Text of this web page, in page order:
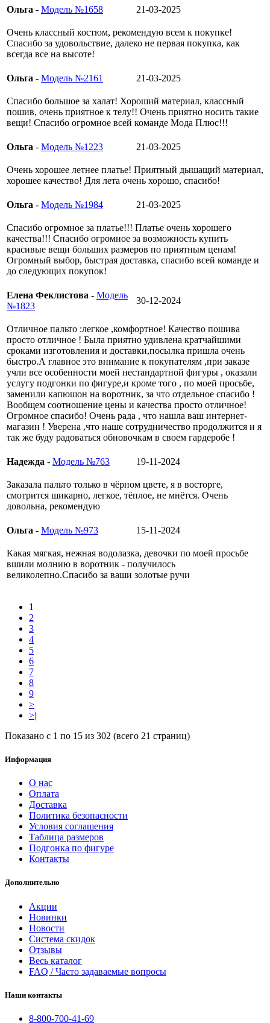
Ольга - Модель №1658 21-03-2025
Очень классный костюм, рекомендую всем к покупке!
Спасибо за удовольствие, далеко не первая покупка, как
всегда все на высоте!
Ольга - Модель №2161 21-03-2025
Спасибо большое за халат! Хороший материал, классный
пошив, очень приятное к телу!! Очень приятно носить такие
вещи! Спасибо огромное всей команде Мода Плюс!!!
Ольга - Модель №1223 21-03-2025
Очень хорошее летнее платье! Приятный дышащий материал,
хорошее качество! Для лета очень хорошо, спасибо!
Ольга - Модель №1984 21-03-2025
Спасибо огромное за платье!!! Платье очень хорошего
качества!!! Спасибо огромное за возможность купить
красивые вещи больших размеров по приятным ценам!
Огромный выбор, быстрая доставка, спасибо всей команде и
до следующих покупок!
Елена Феклистова - Модель
№1823
30-12-2024
Отличное пальто :легкое ,комфортное! Качество пошива
просто отличное ! Была приятно удивлена кратчайшими
сроками изготовления и доставки,посылка пришла очень
быстро.А главное это внимание к покупателям ,при заказе
учли все особенности моей нестандартной фигуры , оказали
услугу подгонки по фигуре,и кроме того , по моей просьбе,
заменили капюшон на воротник, за что отдельное спасибо !
Вообщем соотношение цены и качества просто отличное!
Огромное спасибо! Очень рада , что нашла ваш интернет-
магазин ! Уверена ,что наше сотрудничество продолжится и я
так же буду радоваться обновочкам в своем гардеробе !
Надежда - Модель №763 19-11-2024
Заказала пальто только в чёрном цвете, я в восторге,
смотрится шикарно, легкое, тёплое, не мнётся. Очень
довольна, рекомендую
Ольга - Модель №973 15-11-2024
Какая мягкая, нежная водолазка, девочки по моей просьбе
вшили молнию в воротник - получилось
великолепно.Спасибо за ваши золотые ручи
1
2
3
4
5
6
7
8
9
>
>|
Показано с 1 по 15 из 302 (всего 21 страниц)
Информация
О нас
Оплата
Доставка
Политика безопасности
Условия соглашения
Таблица размеров
Подгонка по фигуре
Контакты
Дополнительно
Акции
Новинки
Новости
Система скидок
Отзывы
Весь каталог
FAQ / Часто задаваемые вопросы
Наши контакты
8-800-700-41-69